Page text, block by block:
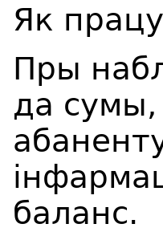
Як
Пры
да сумы,
баланс.